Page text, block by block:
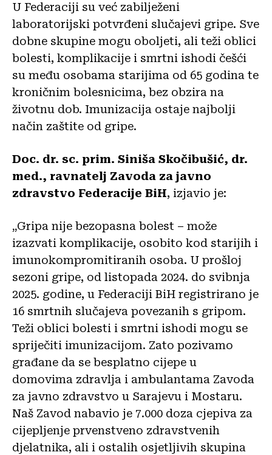
U Federaciji su već zabilježeni
laboratorijski potvrđeni slučajevi gripe. Sve
dobne skupine mogu oboljeti, ali teži oblici
bolesti, komplikacije i smrtni ishodi češći
su među osobama starijima od 65 godina te
kroničnim bolesnicima, bez obzira na
životnu dob. Imunizacija ostaje najbolji
način zaštite od gripe.
Doc. dr. sc. prim. Siniša Skočibušić, dr.
med., ravnatelj Zavoda za javno
zdravstvo Federacije BiH, izjavio je:
„Gripa nije bezopasna bolest – može
izazvati komplikacije, osobito kod starijih i
imunokompromitiranih osoba. U prošloj
sezoni gripe, od listopada 2024. do svibnja
2025. godine, u Federaciji BiH registrirano je
16 smrtnih slučajeva povezanih s gripom.
Teži oblici bolesti i smrtni ishodi mogu se
spriječiti imunizacijom. Zato pozivamo
građane da se besplatno cijepe u
domovima zdravlja i ambulantama Zavoda
za javno zdravstvo u Sarajevu i Mostaru.
Naš Zavod nabavio je 7.000 doza cjepiva za
cijepljenje prvenstveno zdravstvenih
djelatnika, ali i ostalih osjetljivih skupina